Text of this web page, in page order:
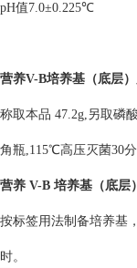
pH值7.0±0.225℃
营养V-B培养基（底层）
称取本品 47.2g,另取磷
角瓶,115℃高压灭菌30分
营养 V-B 培养基（底层）
按标签用法制备培养基
时。